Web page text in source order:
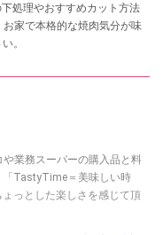
処理やおすすめカット方法
家で本格的な焼肉気分が味
。
や業務スーパーの購入品と料
「TastyTime＝美味しい時
っとした楽しさを感じて頂